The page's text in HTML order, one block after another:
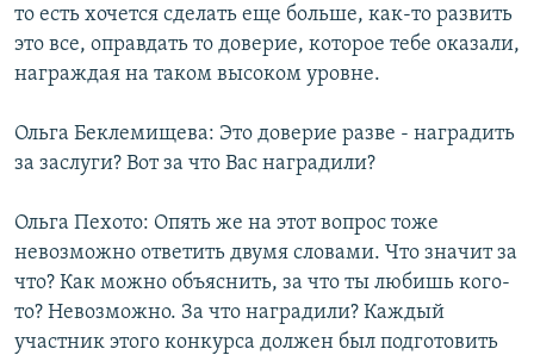
то есть хочется сделать еще больше, как-то развить
это все, оправдать то доверие, которое тебе оказали,
награждая на таком высоком уровне.
Ольга Беклемищева: Это доверие разве - наградить
за заслуги? Вот за что Вас наградили?
Ольга Пехото: Опять же на этот вопрос тоже
невозможно ответить двумя словами. Что значит за
что? Как можно объяснить, за что ты любишь кого-
то? Невозможно. За что наградили? Каждый
участник этого конкурса должен был подготовить